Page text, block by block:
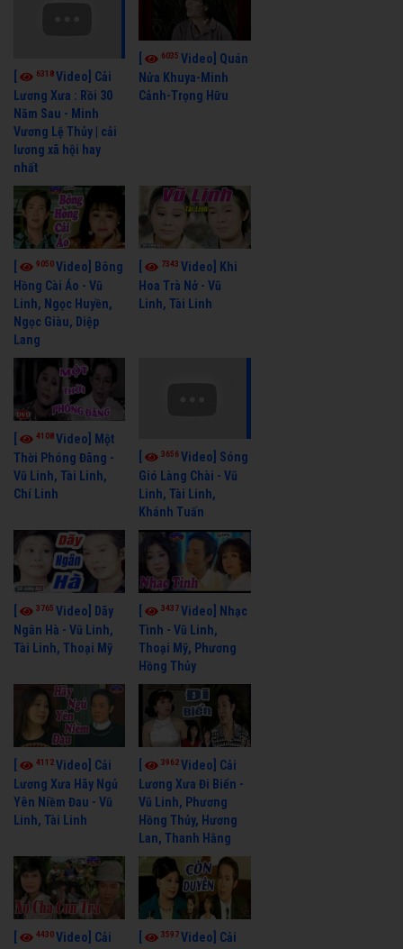
6318Video] Cải
Lương Xưa : Rồi 30
Năm Sau - Minh
Vương Lệ Thủy | cải
lương xã hội hay
nhất
6035Video] Quán
Nửa Khuya-Minh
Cảnh-Trọng Hữu
9050Video] Bông
Hồng Cài Áo - Vũ
Linh, Ngọc Huyền,
Ngọc Giàu, Diệp
Lang
7343Video] Khi
Hoa Trà Nở - Vũ
Linh, Tài Linh
4108Video] Một
Thời Phóng Đãng -
Vũ Linh, Tài Linh,
Chí Linh
3656Video] Sóng
Gió Làng Chài - Vũ
Linh, Tài Linh,
Khánh Tuấn
3765 Video] Dãy
Ngân Hà - Vũ Linh,
Tài Linh, Thoại Mỹ
3437Video] Nhạc
Tình - Vũ Linh,
Thoại Mỹ, Phương
Hồng Thủy
4112Video] Cải
Lương Xưa Hãy Ngủ
Yên Niềm Đau - Vũ
Linh, Tài Linh
3962Video] Cải
Lương Xưa Đi Biển -
Vũ Linh, Phương
Hồng Thủy, Hương
Lan, Thanh Hằng
4430Video] Cải
3597Video] Cải